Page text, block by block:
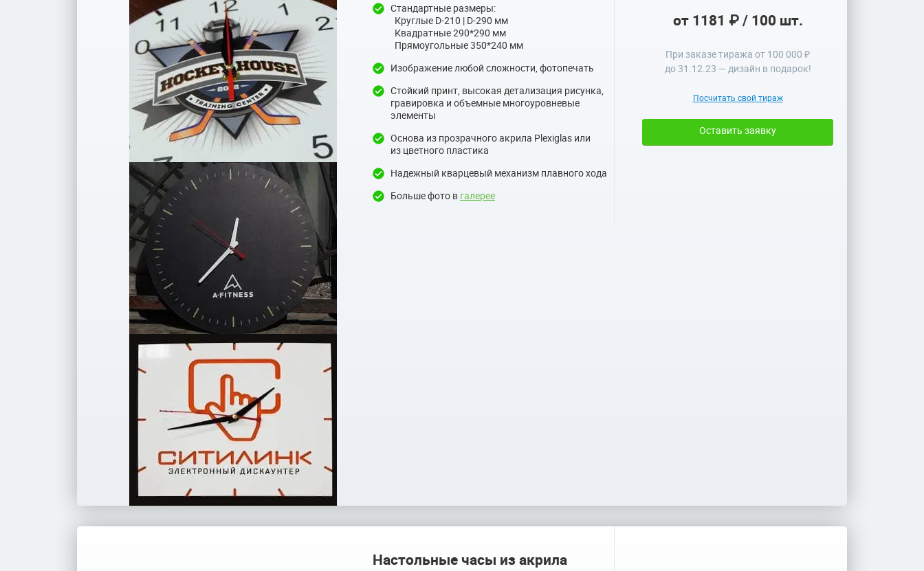
Стандартные размеры:
Круглые D-210 | D-290 мм
Квадратные 290*290 мм
Прямоугольные 350*240 мм
Изображение любой сложности, фотопечать
Стойкий принт, высокая детализация рисунка,
гравировка и объемные многоуровневые
элементы
Основа из прозрачного акрила Plexiglas или
из цветного пластика
Надежный кварцевый механизм плавного хода
Больше фото в галерее
от 1181 ₽ / 100 шт.
При заказе тиража от 100 000 ₽
до 31.12.23 — дизайн в подарок!
Посчитать свой тираж
Оставить заявку
Настольные часы из акрила